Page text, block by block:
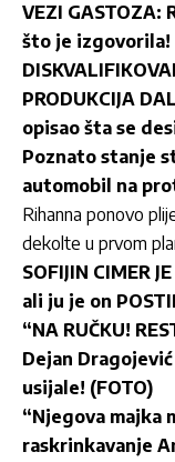
VEZI
što je izgovorila!
PRODUKCIJA
opisao šta se
Poznato stanje
automobil na
Rihanna ponovo
dekolte u prvom
SOFIJIN CIMER
ali ju je on
“NA RUČKU!
Dejan
usijale! (FOTO)
“Njegova majka
raskrinkavanje